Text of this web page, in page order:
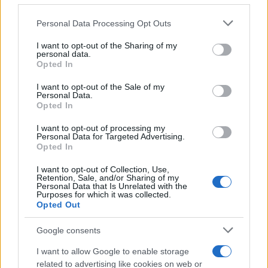
Please note that this website/app uses one or more Google
not limited to your visit or usage behaviour. You may click to
grant or deny consent to Google and its third-party tags to
use your data for below specified purposes in below Google
consent section.
Personal Data Processing Opt Outs
I want to opt-out of the Sharing of my
personal data.
Opted In
I want to opt-out of the Sale of my
Personal Data.
Opted In
I want to opt-out of processing my
Personal Data for Targeted Advertising.
Opted In
I want to opt-out of Collection, Use,
Retention, Sale, and/or Sharing of my
Personal Data that Is Unrelated with the
Purposes for which it was collected.
Opted Out
Google consents
I want to allow Google to enable storage
related to advertising like cookies on web or
διαφορετικές «ταχύτητες».
Η αξιολόγηση των ασθενών ως
εργαλείο αλλαγής
Το σημαντικότερο στοιχείο αυτής της
διαδικασίας δεν είναι μόνο οι αριθμοί, αλλά το
γεγονός ότι για πρώτη φορά επιχειρείται να
δημιουργηθεί μια πιο σταθερή κουλτούρα
σύστημα υγείας.
Σε πολλές ευρωπαϊκές χώρες, η συστηματική
καταγραφή της εμπειρίας των ασθενών αποτελεί
εδώ και χρόνια βασικό εργαλείο βελτίωσης των
υπηρεσιών. Η Ελλάδα άργησε να υιοθετήσει